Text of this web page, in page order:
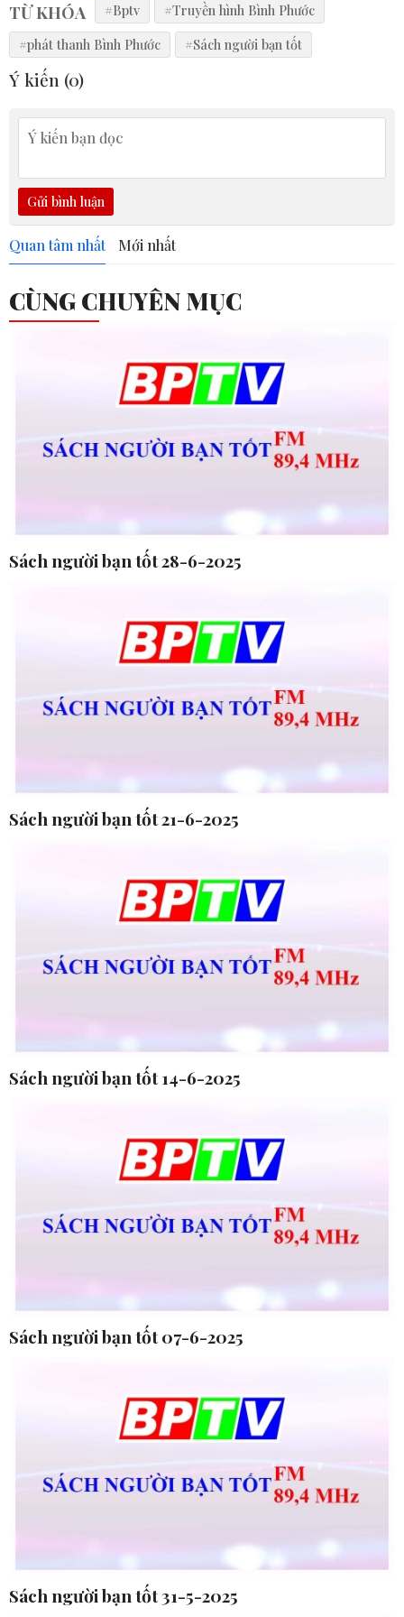
TỪ KHÓA #Bptv
#Truyền hình Bình Phước
#phát thanh Bình Phước
#Sách người bạn tốt
Ý kiến (0)
Gửi bình luận
Quan tâm nhất Mới nhất
CÙNG CHUYÊN MỤC
Sách người bạn tốt 28-6-2025
Sách người bạn tốt 21-6-2025
Sách người bạn tốt 14-6-2025
Sách người bạn tốt 07-6-2025
Sách người bạn tốt 31-5-2025